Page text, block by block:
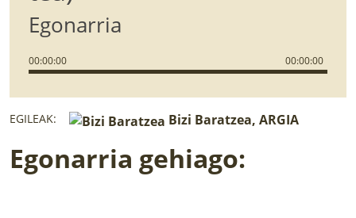
Egonarria
00:00:00 00:00:00
EGILEAK: Bizi Baratzea, ARGIA
Egonarria gehiago: